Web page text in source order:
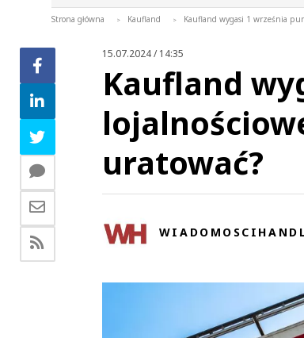
Strona główna > Kaufland > Kaufland wygasi 1 września
15.07.2024 / 14:35
Kaufland
uratować?